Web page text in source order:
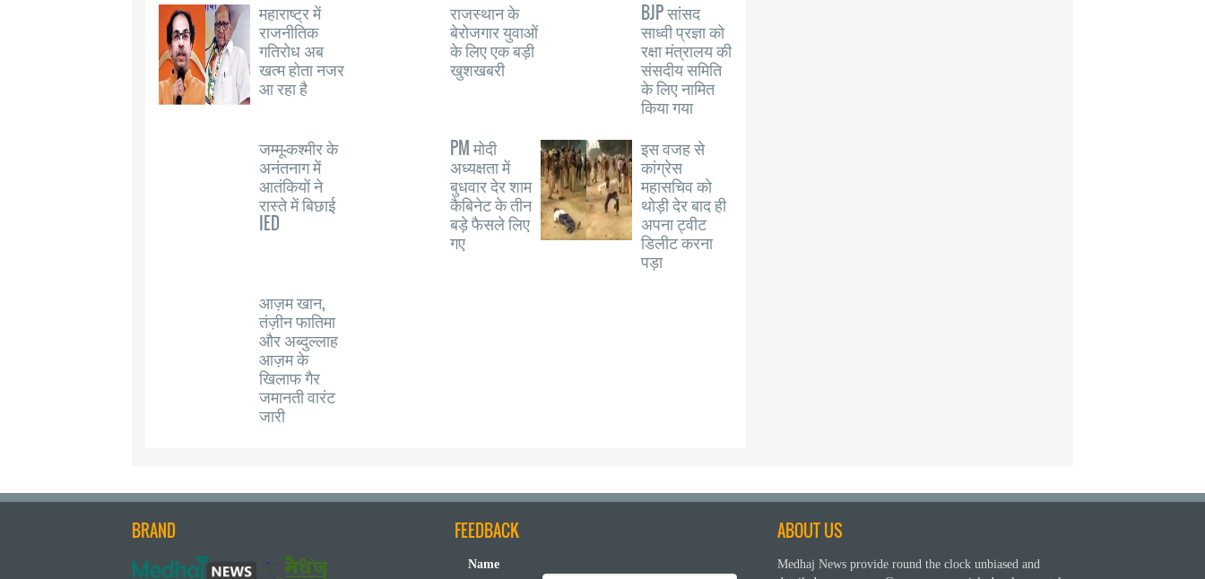
महाराष्ट्र में
राजनीतिक
गतिरोध अब
खत्म होता नजर
आ रहा है
राजस्थान के
बेरोजगार युवाओं
के लिए एक बड़ी
खुशखबरी
BJP सांसद
साध्वी प्रज्ञा को
रक्षा मंत्रालय की
संसदीय समिति
के लिए नामित
किया गया
जम्मू-कश्मीर के
अनंतनाग में
आतंकियों ने
रास्ते में बिछाई
IED
PM मोदी
अध्यक्षता में
बुधवार देर शाम
कैबिनेट के तीन
बड़े फैसले लिए
गए
इस वजह से
कांग्रेस
महासचिव को
थोड़ी देर बाद ही
अपना ट्वीट
डिलीट करना
पड़ा
आज़म खान,
तंज़ीन फातिमा
और अब्दुल्लाह
आज़म के
खिलाफ गैर
जमानती वारंट
जारी
BRAND FEEDBACK
Name
ABOUT US
Medhaj News provide round the clock unbiased and